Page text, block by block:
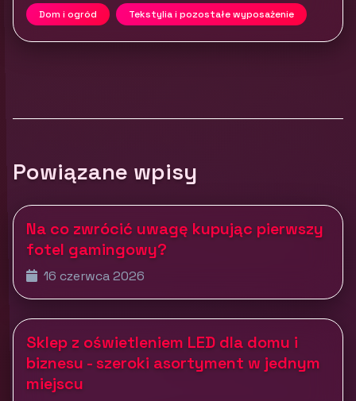
Dom i ogród Tekstylia i pozostałe wyposażenie
Powiązane wpisy
Na co zwrócić uwagę kupując pierwszy
fotel gamingowy?
16 czerwca 2026
Sklep z oświetleniem LED dla domu i
biznesu - szeroki asortyment w jednym
miejscu